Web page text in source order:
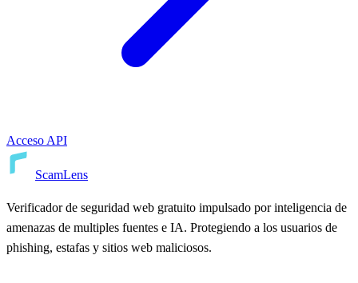
Acceso API
ScamLens
Verificador de seguridad web gratuito impulsado por inteligencia de
amenazas de multiples fuentes e IA. Protegiendo a los usuarios de
phishing, estafas y sitios web maliciosos.